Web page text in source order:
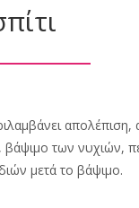
των νυχιών,
μετά το βάψιμο.